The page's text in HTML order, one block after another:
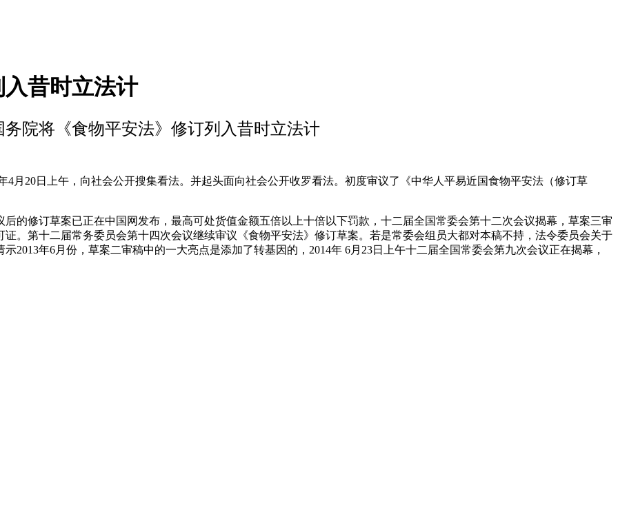
昔时立法计
务院将《食物平安法》修订列入昔时立法计
20日上午，向社会公开搜集看法。并起头面向社会公开收罗看法。初度审议了《中华人平易近国食物平安法（修订草
修订草案已正在中国网发布，最高可处货值金额五倍以上十倍以下罚款，十二届全国常委会第十二次会议揭幕，草案三审
。第十二届常务委员会第十四次会议继续审议《食物平安法》修订草案。若是常委会组员大都对本稿不持，法令委员会关于
2013年6月份，草案二审稿中的一大亮点是添加了转基因的，2014年 6月23日上午十二届全国常委会第九次会议正在揭幕，